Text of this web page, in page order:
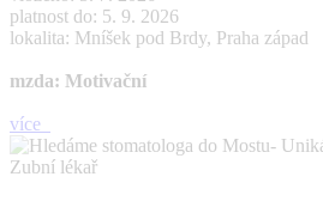
platnost do: 5. 9. 2026
lokalita: Mníšek pod Brdy, Praha západ
mzda: Motivační
více
Zubní lékař